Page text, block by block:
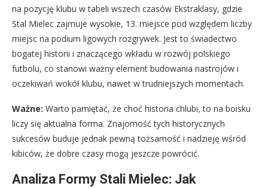
na pozycję klubu w tabeli wszech czasów Ekstraklasy, gdzie
Stal Mielec zajmuje wysokie, 13. miejsce pod względem liczby
miejsc na podium ligowych rozgrywek. Jest to świadectwo
bogatej historii i znaczącego wkładu w rozwój polskiego
futbolu, co stanowi ważny element budowania nastrojów i
oczekiwań wokół klubu, nawet w trudniejszych momentach.
Ważne: Warto pamiętać, że choć historia chlubi, to na boisku
liczy się aktualna forma. Znajomość tych historycznych
sukcesów buduje jednak pewną tożsamość i nadzieję wśród
kibiców, że dobre czasy mogą jeszcze powrócić.
Analiza Formy Stali Mielec: Jak